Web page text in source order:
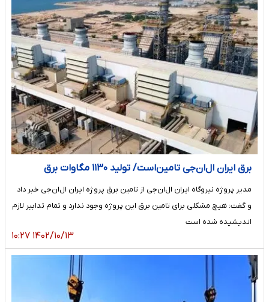
برق ایران ال‌ان‌جی تامین‌است/ تولید ۱۱۳۰ مگاوات برق
مدیر پروژه نیروگاه ایران‌ ال‌ان‌جی از تامین برق پروژه ایران ال‌ان‌جی خبر داد
و گفت: هیچ مشکلی برای تامین برق این پروژه وجود ندارد و تمام تدابیر لازم
اندیشیده شده است
۱۴۰۲/۱۰/۱۳ ۱۰:۲۷